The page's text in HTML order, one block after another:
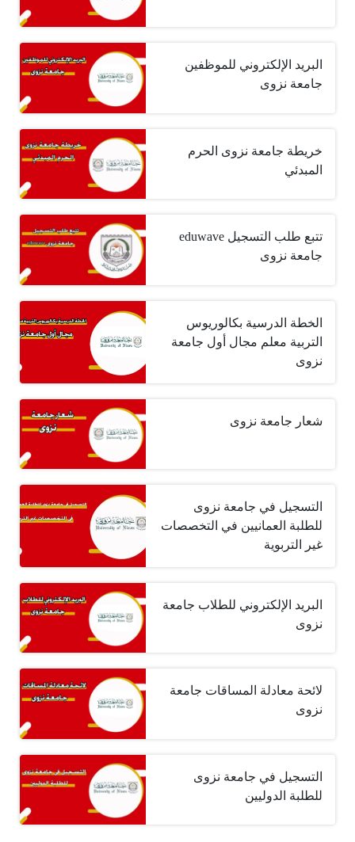
البريد الإلكتروني للموظفين
جامعة نزوى
خريطة جامعة نزوى الحرم
المبدئي
تتبع طلب التسجيل eduwave
جامعة نزوى
الخطة الدرسية بكالوريوس
التربية معلم مجال أول جامعة
نزوى
شعار جامعة نزوى
التسجيل في جامعة نزوى
للطلبة العمانيين في التخصصات
غير التربوية
البريد الإلكتروني للطلاب جامعة
نزوى
لائحة معادلة المساقات جامعة
نزوى
التسجيل في جامعة نزوى
للطلبة الدوليين